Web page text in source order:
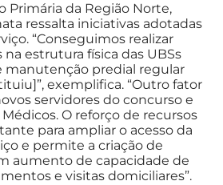
Primária da Região Norte,
ressalta iniciativas adotadas
“Conseguimos realizar
na estrutura física das UBSs
manutenção predial regular
exemplifica. “Outro fator
servidores do concurso e
O reforço de recursos
para ampliar o acesso da
e permite a criação de
aumento de capacidade de
e visitas domiciliares”.